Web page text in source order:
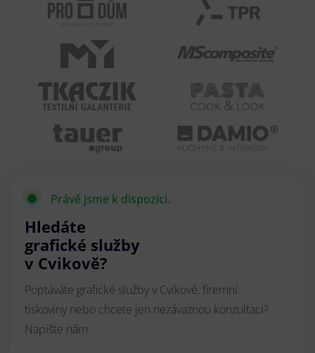
Právě jsme k dispozici.
Hledáte
grafické služby
v Cvikově?
Poptáváte grafické služby v Cvikově, firemní
tiskoviny nebo chcete jen nezávaznou konzultaci?
Napište nám.